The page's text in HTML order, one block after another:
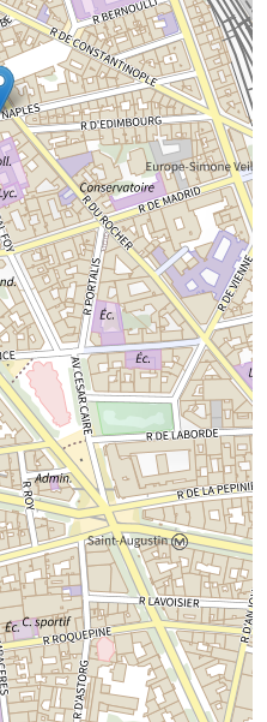
la carte...